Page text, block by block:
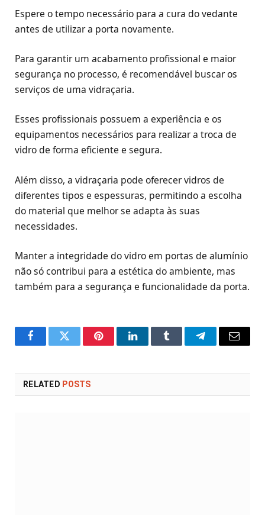
Espere o tempo necessário para a cura do vedante
antes de utilizar a porta novamente.
Para garantir um acabamento profissional e maior
segurança no processo, é recomendável buscar os
serviços de uma vidraçaria.
Esses profissionais possuem a experiência e os
equipamentos necessários para realizar a troca de
vidro de forma eficiente e segura.
Além disso, a vidraçaria pode oferecer vidros de
diferentes tipos e espessuras, permitindo a escolha
do material que melhor se adapta às suas
necessidades.
Manter a integridade do vidro em portas de alumínio
não só contribui para a estética do ambiente, mas
também para a segurança e funcionalidade da porta.
FacebookTwitter PinterestLinkedInTumblr TelegramEmail
RELATED POSTS